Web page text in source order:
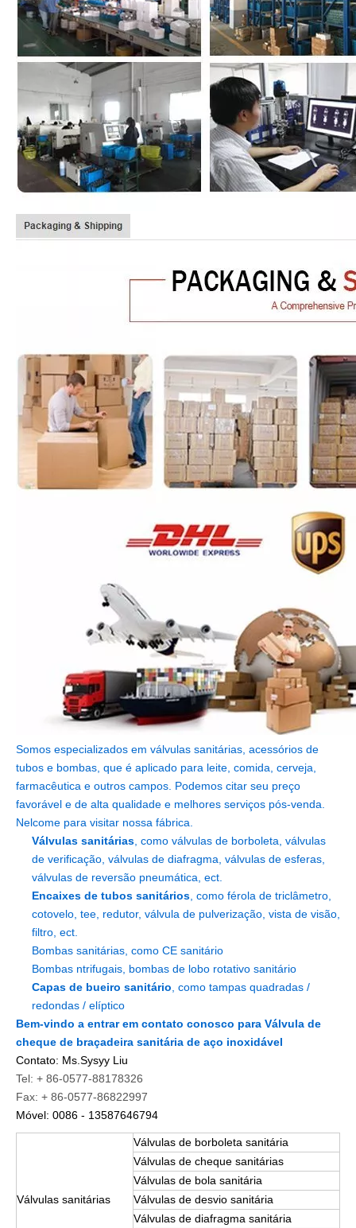
Somos especializados em válvulas sanitárias, acessórios de
tubos e bombas, que é aplicado para leite, comida, cerveja,
farmacêutica e outros campos. Podemos citar seu preço
favorável e de alta qualidade e melhores serviços pós-venda.
Nelcome para visitar nossa fábrica.
Válvulas sanitárias , como válvulas de borboleta, válvulas
de verificação, válvulas de diafragma, válvulas de esferas,
válvulas de reversão pneumática, ect.
Encaixes de tubos sanitários , como férola de triclâmetro,
cotovelo, tee, redutor, válvula de pulverização, vista de visão,
filtro, ect.
Bombas sanitárias, como CE sanitário
Bombas ntrifugais, bombas de lobo rotativo sanitário
Capas de bueiro sanitário , como tampas quadradas /
redondas / elíptico
Bem-vindo a entrar em contato conosco para Válvula de
cheque de braçadeira sanitária de aço inoxidável
Contato: Ms.Sysyy Liu
Tel: + 86-0577-88178326
Fax: + 86-0577-86822997
Móvel: 0086 - 13587646794
Válvulas sanitárias
Válvulas de borboleta sanitária
Válvulas de cheque sanitárias
Válvulas de bola sanitária
Válvulas de desvio sanitária
Válvulas de diafragma sanitária